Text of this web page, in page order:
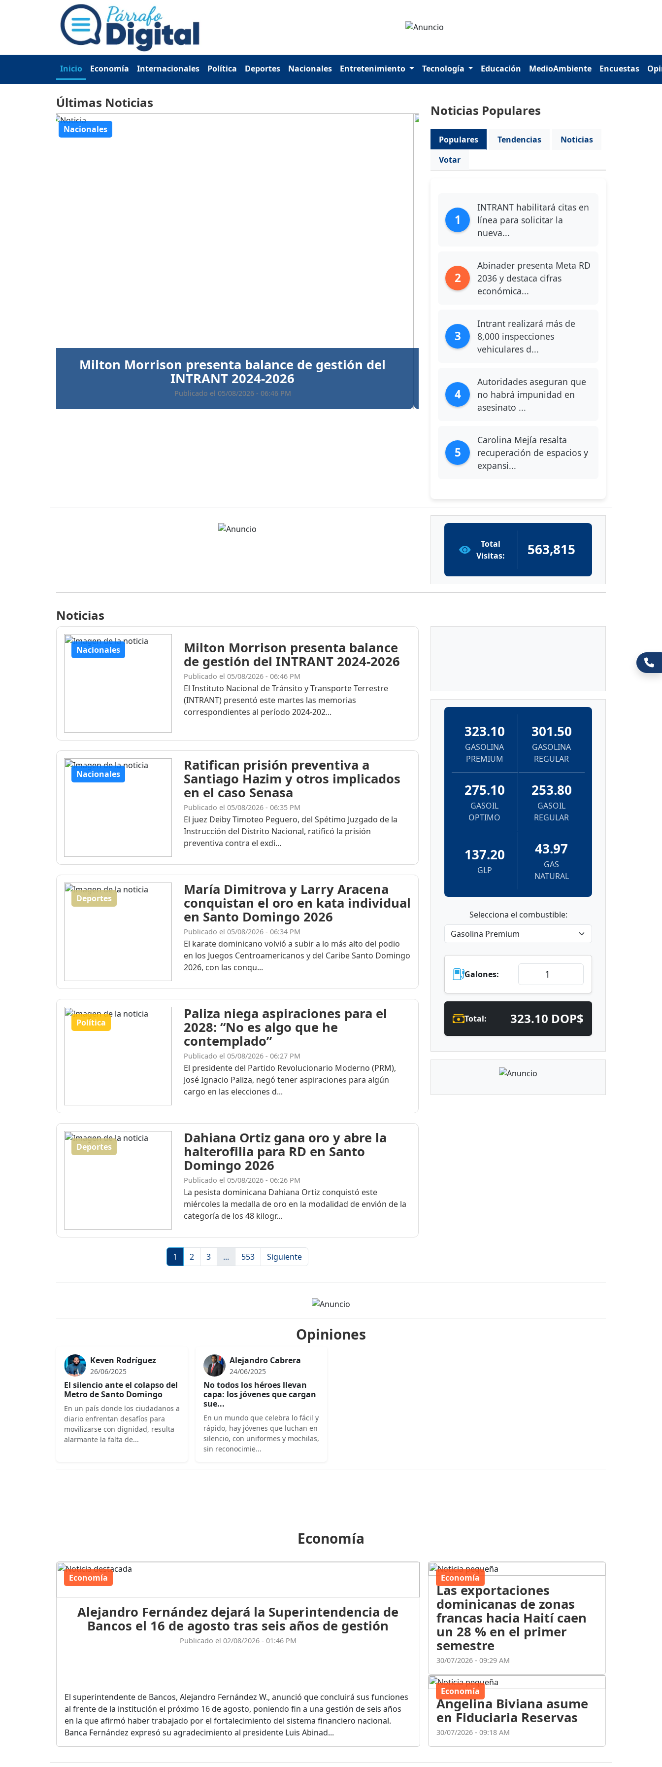
Inicio Economía Internacionales Política Deportes Nacionales Entretenimiento Tecnología Educación MedioAmbiente Encuestas
Últimas Noticias
Nacionales
Ratifican prisión preventiva a Santiago Hazim y otros
implicados en el caso Senasa
Publicado el 05/08/2026 - 06:35 PM
Noticias Populares
Populares Tendencias
Noticias
Votar
1
INTRANT habilitará citas en
línea para solicitar la
nueva...
2
Abinader presenta Meta RD
2036 y destaca cifras
económica...
3
Intrant realizará más de
8,000 inspecciones
vehiculares d...
4
Autoridades aseguran que
no habrá impunidad en
asesinato ...
5
Carolina Mejía resalta
recuperación de espacios y
expansi...
Total
Visitas:
563,815
Noticias
Nacionales
Milton Morrison presenta balance
de gestión del INTRANT 2024-2026
Publicado el 05/08/2026 - 06:46 PM
El Instituto Nacional de Tránsito y Transporte Terrestre
(INTRANT) presentó este martes las memorias
correspondientes al período 2024-202...
Nacionales
Ratifican prisión preventiva a
Santiago Hazim y otros implicados
en el caso Senasa
Publicado el 05/08/2026 - 06:35 PM
El juez Deiby Timoteo Peguero, del Spétimo Juzgado de la
Instrucción del Distrito Nacional, ratificó la prisión
preventiva contra el exdi...
Deportes
María Dimitrova y Larry Aracena
conquistan el oro en kata individual
en Santo Domingo 2026
Publicado el 05/08/2026 - 06:34 PM
El karate dominicano volvió a subir a lo más alto del podio
en los Juegos Centroamericanos y del Caribe Santo Domingo
2026, con las conqu...
Política
Paliza niega aspiraciones para el
2028: “No es algo que he
contemplado”
Publicado el 05/08/2026 - 06:27 PM
El presidente del Partido Revolucionario Moderno (PRM),
José Ignacio Paliza, negó tener aspiraciones para algún
cargo en las elecciones d...
Deportes
Dahiana Ortiz gana oro y abre la
halterofilia para RD en Santo
Domingo 2026
Publicado el 05/08/2026 - 06:26 PM
La pesista dominicana Dahiana Ortiz conquistó este
miércoles la medalla de oro en la modalidad de envión de la
categoría de los 48 kilogr...
1 2 3 ... 553 Siguiente
323.10
GASOLINA
PREMIUM
301.50
GASOLINA
REGULAR
275.10
GASOIL
OPTIMO
253.80
GASOIL
REGULAR
137.20
GLP
43.97
GAS
NATURAL
Selecciona el combustible:
Galones:
Total: 323.10 DOP$
Opiniones
Keven Rodríguez
26/06/2025
El silencio ante el colapso del
Metro de Santo Domingo
En un país donde los ciudadanos a
diario enfrentan desafíos para
movilizarse con dignidad, resulta
alarmante la falta de...
Alejandro Cabrera
24/06/2025
No todos los héroes llevan
capa: los jóvenes que cargan
sue...
En un mundo que celebra lo fácil y
rápido, hay jóvenes que luchan en
silencio, con uniformes y mochilas,
sin reconocimie...
Economía
Economía
Alejandro Fernández dejará la Superintendencia de
Bancos el 16 de agosto tras seis años de gestión
Publicado el 02/08/2026 - 01:46 PM
El superintendente de Bancos, Alejandro Fernández W., anunció que concluirá sus funciones
al frente de la institución el próximo 16 de agosto, poniendo fin a una gestión de seis años
en la que afirmó haber trabajado por el fortalecimiento del sistema financiero nacional.
Banca Fernández expresó su agradecimiento al presidente Luis Abinad...
Economía
Las exportaciones
dominicanas de zonas
francas hacia Haití caen
un 28 % en el primer
semestre
30/07/2026 - 09:29 AM
Economía
Angelina Biviana asume
en Fiduciaria Reservas
30/07/2026 - 09:18 AM